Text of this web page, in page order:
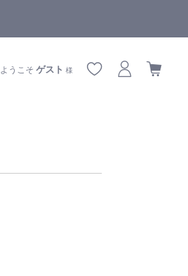
ようこそゲスト 様